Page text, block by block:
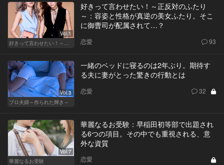
Vol.1
好きって言わせたい！～正反対のふたり
～：容姿と性格が真逆の美女ふたり。そこ
に御曹司が配属されて…？
恋愛 93
Vol.3
プロ夫婦～作られた輝き～
一緒のベッドに寝るのは2年ぶり。期待す
る夫に妻がとった驚きの行動とは
恋愛 32
Vol.7
華麗なるお受験
華麗なるお受験：早稲田初等部で出題され
る6つの項目。その中でも重視される、意
外な資質
恋愛